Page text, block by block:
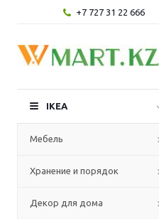
+7 727 31 22 666
IKEA
Мебель
Хранение и порядок
Декор для дома